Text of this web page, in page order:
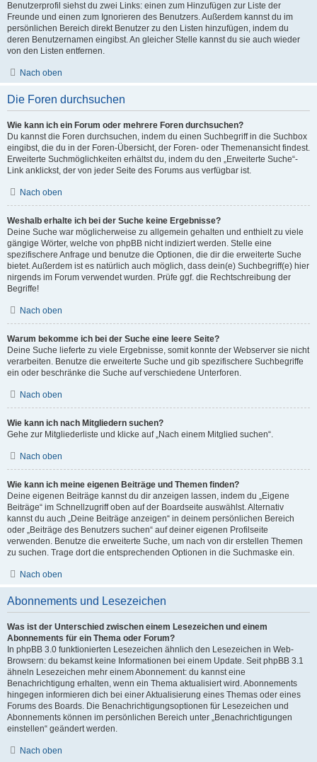
Benutzerprofil siehst du zwei Links: einen zum Hinzufügen zur Liste der
Freunde und einen zum Ignorieren des Benutzers. Außerdem kannst du im
persönlichen Bereich direkt Benutzer zu den Listen hinzufügen, indem du
deren Benutzernamen eingibst. An gleicher Stelle kannst du sie auch wieder
von den Listen entfernen.
Nach oben
Die Foren durchsuchen
Wie kann ich ein Forum oder mehrere Foren durchsuchen?
Du kannst die Foren durchsuchen, indem du einen Suchbegriff in die Suchbox
eingibst, die du in der Foren-Übersicht, der Foren- oder Themenansicht findest.
Erweiterte Suchmöglichkeiten erhältst du, indem du den „Erweiterte Suche“-
Link anklickst, der von jeder Seite des Forums aus verfügbar ist.
Nach oben
Weshalb erhalte ich bei der Suche keine Ergebnisse?
Deine Suche war möglicherweise zu allgemein gehalten und enthielt zu viele
gängige Wörter, welche von phpBB nicht indiziert werden. Stelle eine
spezifischere Anfrage und benutze die Optionen, die dir die erweiterte Suche
bietet. Außerdem ist es natürlich auch möglich, dass dein(e) Suchbegriff(e) hier
nirgends im Forum verwendet wurden. Prüfe ggf. die Rechtschreibung der
Begriffe!
Nach oben
Warum bekomme ich bei der Suche eine leere Seite?
Deine Suche lieferte zu viele Ergebnisse, somit konnte der Webserver sie nicht
verarbeiten. Benutze die erweiterte Suche und gib spezifischere Suchbegriffe
ein oder beschränke die Suche auf verschiedene Unterforen.
Nach oben
Wie kann ich nach Mitgliedern suchen?
Gehe zur Mitgliederliste und klicke auf „Nach einem Mitglied suchen“.
Nach oben
Wie kann ich meine eigenen Beiträge und Themen finden?
Deine eigenen Beiträge kannst du dir anzeigen lassen, indem du „Eigene
Beiträge“ im Schnellzugriff oben auf der Boardseite auswählst. Alternativ
kannst du auch „Deine Beiträge anzeigen“ in deinem persönlichen Bereich
oder „Beiträge des Benutzers suchen“ auf deiner eigenen Profilseite
verwenden. Benutze die erweiterte Suche, um nach von dir erstellen Themen
zu suchen. Trage dort die entsprechenden Optionen in die Suchmaske ein.
Nach oben
Abonnements und Lesezeichen
Was ist der Unterschied zwischen einem Lesezeichen und einem
Abonnements für ein Thema oder Forum?
In phpBB 3.0 funktionierten Lesezeichen ähnlich den Lesezeichen in Web-
Browsern: du bekamst keine Informationen bei einem Update. Seit phpBB 3.1
ähneln Lesezeichen mehr einem Abonnement: du kannst eine
Benachrichtigung erhalten, wenn ein Thema aktualisiert wird. Abonnements
hingegen informieren dich bei einer Aktualisierung eines Themas oder eines
Forums des Boards. Die Benachrichtigungsoptionen für Lesezeichen und
Abonnements können im persönlichen Bereich unter „Benachrichtigungen
einstellen“ geändert werden.
Nach oben